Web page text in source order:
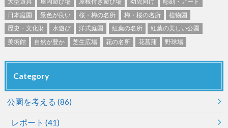
日本庭園
景色が良い 桜・梅の名所 梅・桜の名所
植物園
歴史・文化財
水遊び 洋式庭園 紅葉の名所
紅葉の美しい公園
美術館
自然が豊か 芝生広場 花の名所 花菖蒲 野球場
Category
公園を考える (86)
レポート (41)